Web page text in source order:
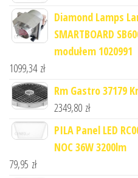
Diamond Lamps
SMARTBOARD
modułem 1020991
1099,34 zł
Rm Gastro 37179
2349,80 zł
PILA Panel LED
NOC 36W 3200lm
79,95 zł